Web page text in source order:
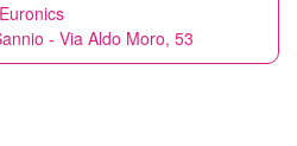
Euronics
- Via Aldo Moro, 53